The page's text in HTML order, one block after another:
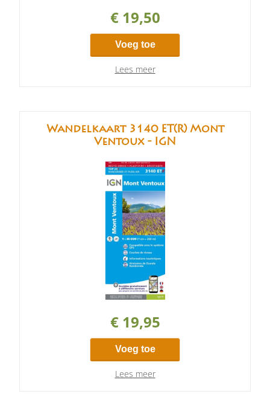
€ 19,50
Voeg toe
Lees meer
Wandelkaart 3140 ET(R) Mont
Ventoux - IGN
€ 19,95
Voeg toe
Lees meer